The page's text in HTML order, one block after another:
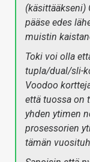
(käsittääkseni)
pääse edes
muistin
Toki voi olla
tupla/dual/sli-
Voodoo
että tuossa on
yhden ytimen
prosessorien
tämän